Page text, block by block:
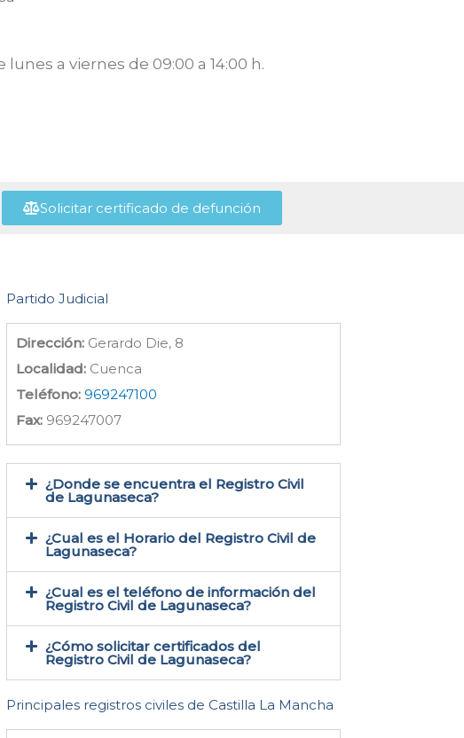
lunes a viernes de 09:00 a 14:00 h.
Solicitar certificado de defunción
Partido Judicial
Dirección: Gerardo Die, 8
Localidad: Cuenca
Teléfono: 969247100
Fax: 969247007
¿Donde se encuentra el Registro Civil
de Lagunaseca​?
¿Cual es el Horario del Registro Civil de
Lagunaseca?
¿Cual es el teléfono de información del
Registro Civil de Lagunaseca​?
¿Cómo solicitar certificados del
Registro Civil de Lagunaseca​?
Principales registros civiles de Castilla La Mancha